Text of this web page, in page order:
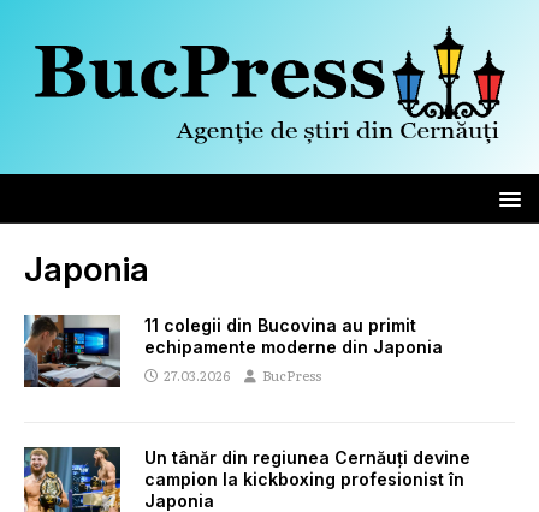
Japonia
11 colegii din Bucovina au primit
echipamente moderne din Japonia
27.03.2026 BucPress
Un tânăr din regiunea Cernăuți devine
campion la kickboxing profesionist în
Japonia